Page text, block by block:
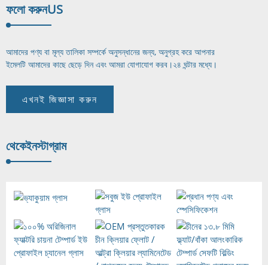
ফলো করুনUS
আমাদের পণ্য বা মূল্য তালিকা সম্পর্কে অনুসন্ধানের জন্য, অনুগ্রহ করে আপনার
ইমেলটি আমাদের কাছে ছেড়ে দিন এবং আমরা যোগাযোগ করব।২৪ ঘন্টার মধ্যে।
এখনই জিজ্ঞাসা করুন
থেকেইনস্টাগ্রাম